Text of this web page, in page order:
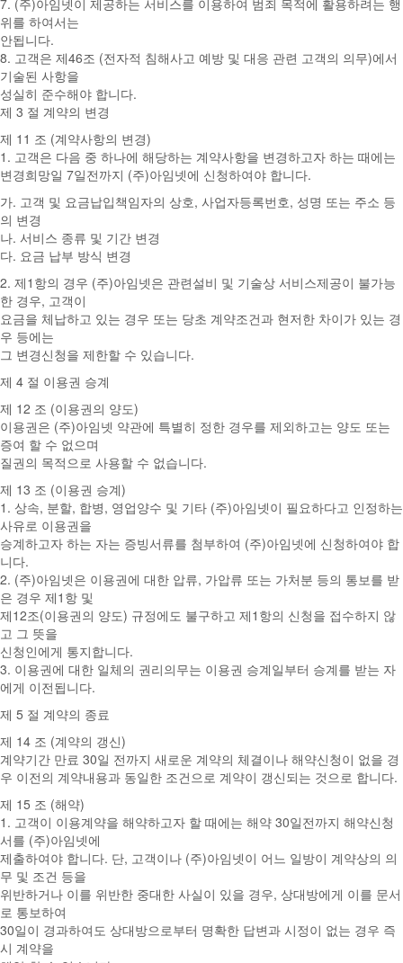
7. (주)아임넷이 제공하는 서비스를 이용하여 범죄 목적에 활용하려는 행
위를 하여서는
안됩니다.
8. 고객은 제46조 (전자적 침해사고 예방 및 대응 관련 고객의 의무)에서
기술된 사항을
성실히 준수해야 합니다.
제 3 절 계약의 변경
제 11 조 (계약사항의 변경)
1. 고객은 다음 중 하나에 해당하는 계약사항을 변경하고자 하는 때에는
변경희망일 7일전까지 (주)아임넷에 신청하여야 합니다.
가. 고객 및 요금납입책임자의 상호, 사업자등록번호, 성명 또는 주소 등
의 변경
나. 서비스 종류 및 기간 변경
다. 요금 납부 방식 변경
2. 제1항의 경우 (주)아임넷은 관련설비 및 기술상 서비스제공이 불가능
한 경우, 고객이
요금을 체납하고 있는 경우 또는 당초 계약조건과 현저한 차이가 있는 경
우 등에는
그 변경신청을 제한할 수 있습니다.
제 4 절 이용권 승계
제 12 조 (이용권의 양도)
이용권은 (주)아임넷 약관에 특별히 정한 경우를 제외하고는 양도 또는
증여 할 수 없으며
질권의 목적으로 사용할 수 없습니다.
제 13 조 (이용권 승계)
1. 상속, 분할, 합병, 영업양수 및 기타 (주)아임넷이 필요하다고 인정하는
사유로 이용권을
승계하고자 하는 자는 증빙서류를 첨부하여 (주)아임넷에 신청하여야 합
니다.
2. (주)아임넷은 이용권에 대한 압류, 가압류 또는 가처분 등의 통보를 받
은 경우 제1항 및
제12조(이용권의 양도) 규정에도 불구하고 제1항의 신청을 접수하지 않
고 그 뜻을
신청인에게 통지합니다.
3. 이용권에 대한 일체의 권리의무는 이용권 승계일부터 승계를 받는 자
에게 이전됩니다.
제 5 절 계약의 종료
제 14 조 (계약의 갱신)
계약기간 만료 30일 전까지 새로운 계약의 체결이나 해약신청이 없을 경
우 이전의 계약내용과 동일한 조건으로 계약이 갱신되는 것으로 합니다.
제 15 조 (해약)
1. 고객이 이용계약을 해약하고자 할 때에는 해약 30일전까지 해약신청
서를 (주)아임넷에
제출하여야 합니다. 단, 고객이나 (주)아임넷이 어느 일방이 계약상의 의
무 및 조건 등을
위반하거나 이를 위반한 중대한 사실이 있을 경우, 상대방에게 이를 문서
로 통보하여
30일이 경과하여도 상대방으로부터 명확한 답변과 시정이 없는 경우 즉
시 계약을